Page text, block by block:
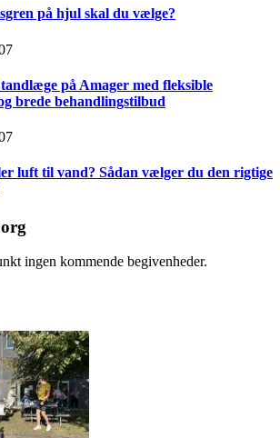
på hjul skal du vælge?
på Amager med fleksible
brede behandlingstilbud
luft til vand? Sådan vælger du den rigtige
ingen kommende begivenheder.